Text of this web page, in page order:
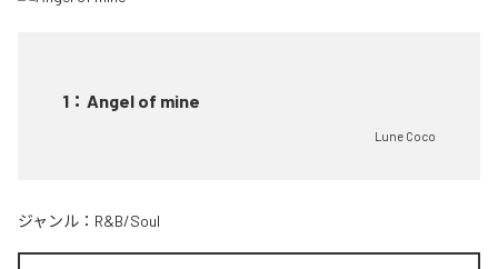
1 ： Angel of mine
Lune Coco
ジャンル： R&B/Soul